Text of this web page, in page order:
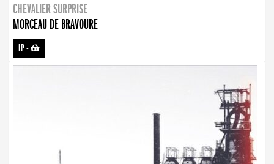
CHEVALIER SURPRISE
MORCEAU DE BRAVOURE
LP-